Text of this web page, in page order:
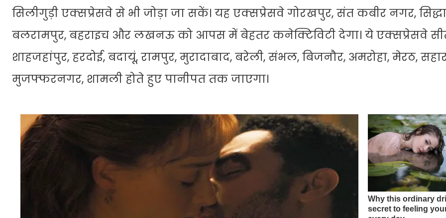
सिलीगुड़ी एक्सप्रेसवे से भी जोड़ा जा सकें। यह एक्सप्रेसवे गोरखपुर, संत कबीर नगर,
बलरामपुर, बहराइच और लखनऊ को आपस में बेहतर कनेक्टिविटी देगा। ये एक्सप्रेसवे
शाहजहांपुर, हरदोई, बदायूं, रामपुर, मुरादाबाद, बरेली, संभल, बिजनौर, अमरोहा, मेरठ,
मुजफ्फरनगर, शामली होते हुए पानीपत तक जाएगा।